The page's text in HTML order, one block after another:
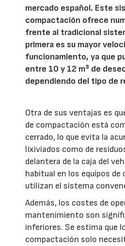
mercado español. Este
compactación ofrece
frente al tradicional
primera es su mayor
funcionamiento, ya que
entre 10 y 12 m³ de
dependiendo del tipo de
Otra de sus ventajas es
de compactación está
cerrado, lo que evita la
lixiviados como de
delantera de la caja del
habitual en los equipos de
utilizan el sistema
Además, los costes de
mantenimiento son
inferiores. Se estima que
compactación solo